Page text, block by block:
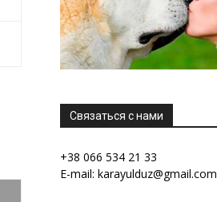
Связаться с нами
+38 066 534 21 33
E-mail: karayulduz@gmail.com